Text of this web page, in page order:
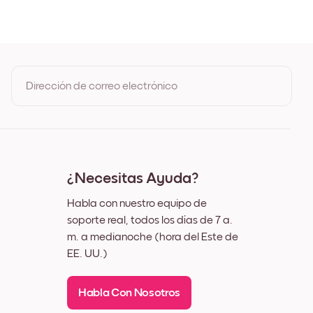
Dirección de correo electrónico
¿Necesitas Ayuda?
Habla con nuestro equipo de
soporte real, todos los días de 7 a.
m. a medianoche (hora del Este de
EE. UU.)
Habla Con Nosotros